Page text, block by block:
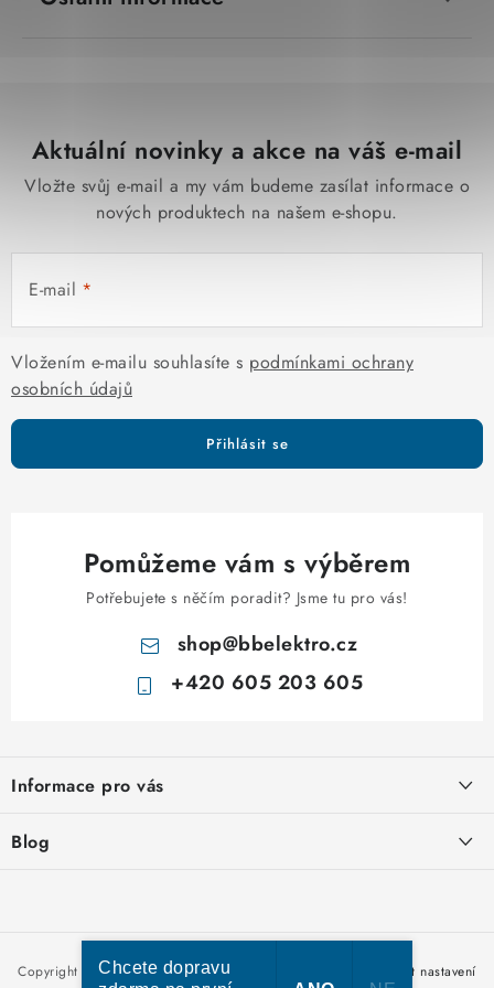
Aktuální novinky a akce na váš e-mail
Vložte svůj e-mail a my vám budeme zasílat informace o
nových produktech na našem e-shopu.
E-mail
Vložením e-mailu souhlasíte s podmínkami ochrany
osobních údajů
Přihlásit se
Pomůžeme vám s výběrem
Potřebujete s něčím poradit? Jsme tu pro vás!
shop@bbelektro.cz
+420 605 203 605
p
a
Informace pro vás
Blog
Nakupujte u nás hned a zaplaťte později – nově přijímáme Skip
Pay
Copyright 2026bbelektro.cz. Všechna práva vyhrazena.
Upravit nastavení
Chcete dopravu